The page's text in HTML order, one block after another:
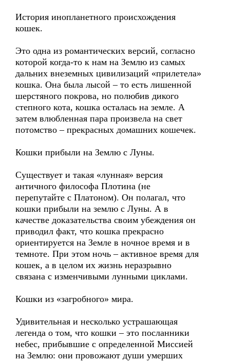
История инопланетного происхождения
кошек.
Это одна из романтических версий, согласно
которой когда-то к нам на Землю из самых
дальних внеземных цивилизаций «прилетела»
кошка. Она была лысой – то есть лишенной
шерстяного покрова, но полюбив дикого
степного кота, кошка осталась на земле. А
затем влюбленная пара произвела на свет
потомство – прекрасных домашних кошечек.
Кошки прибыли на Землю с Луны.
Существует и такая «лунная» версия
античного философа Плотина (не
перепутайте с Платоном). Он полагал, что
кошки прибыли на землю с Луны. А в
качестве доказательства своим убеждения он
приводил факт, что кошка прекрасно
ориентируется на Земле в ночное время и в
темноте. При этом ночь – активное время для
кошек, а в целом их жизнь неразрывно
связана с изменчивыми лунными циклами.
Кошки из «загробного» мира.
Удивительная и несколько устрашающая
легенда о том, что кошки – это посланники
небес, прибывшие с определенной Миссией
на Землю: они провожают души умерших